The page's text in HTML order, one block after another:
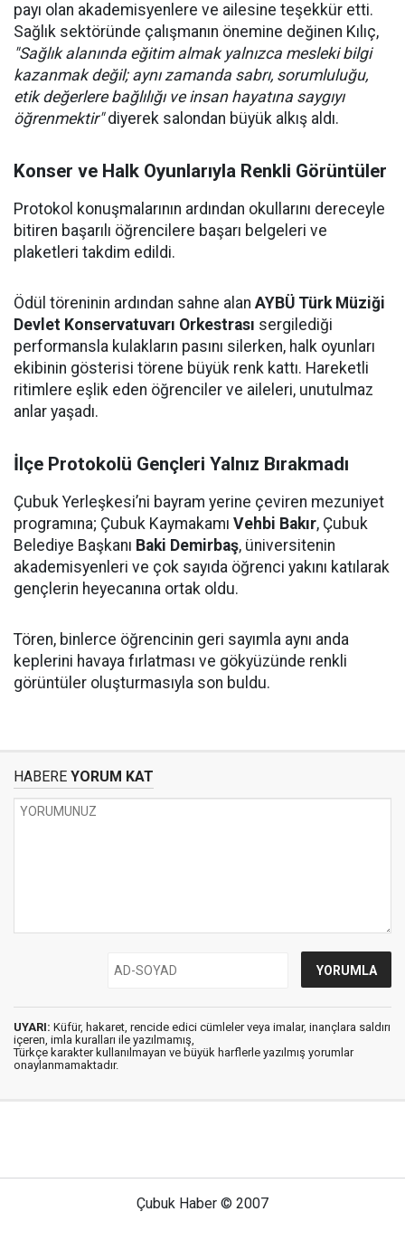
payı olan akademisyenlere ve ailesine teşekkür etti.
Sağlık sektöründe çalışmanın önemine değinen Kılıç,
"Sağlık alanında eğitim almak yalnızca mesleki bilgi
kazanmak değil; aynı zamanda sabrı, sorumluluğu,
etik değerlere bağlılığı ve insan hayatına saygıyı
öğrenmektir"diyerek salondan büyük alkış aldı.
Konser ve Halk Oyunlarıyla Renkli Görüntüler
Protokol konuşmalarının ardından okullarını dereceyle
bitiren başarılı öğrencilere başarı belgeleri ve
plaketleri takdim edildi.
Ödül töreninin ardından sahne alan AYBÜ Türk Müziği
Devlet Konservatuvarı Orkestrası sergilediği
performansla kulakların pasını silerken, halk oyunları
ekibinin gösterisi törene büyük renk kattı. Hareketli
ritimlere eşlik eden öğrenciler ve aileleri, unutulmaz
anlar yaşadı.
İlçe Protokolü Gençleri Yalnız Bırakmadı
Çubuk Yerleşkesi’ni bayram yerine çeviren mezuniyet
programına; Çubuk Kaymakamı Vehbi Bakır, Çubuk
Belediye Başkanı Baki Demirbaş, üniversitenin
akademisyenleri ve çok sayıda öğrenci yakını katılarak
gençlerin heyecanına ortak oldu.
Tören, binlerce öğrencinin geri sayımla aynı anda
keplerini havaya fırlatması ve gökyüzünde renkli
görüntüler oluşturmasıyla son buldu.
HABERE YORUM KAT
UYARI: Küfür, hakaret, rencide edici cümleler veya imalar, inançlara saldırı
içeren, imla kuralları ile yazılmamış,
Türkçe karakter kullanılmayan ve büyük harflerle yazılmış yorumlar
onaylanmamaktadır.
Çubuk Haber © 2007